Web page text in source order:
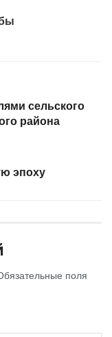
сельского
района
эпоху
поля